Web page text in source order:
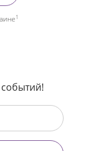
1
событий!